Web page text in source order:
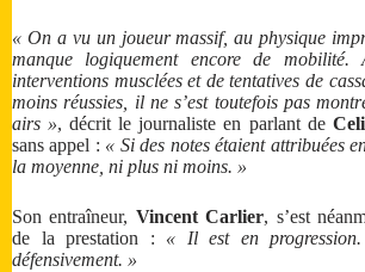
« On a vu un joueur massif, au physique
manque logiquement encore de mobilité.
interventions musclées et de tentatives de
moins réussies, il ne s’est toutefois pas
airs », décrit le journaliste en parlant de
sans appel : « Si des notes étaient attribuées
la moyenne, ni plus ni moins. »
Son entraîneur, Vincent Carlier, s’est
de la prestation : « Il est en
défensivement. »